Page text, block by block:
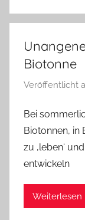
Biotonne
Veröffentlicht
Bei
Biotonnen, in
zu ‚leben‘
entwickeln
Weiterlesen